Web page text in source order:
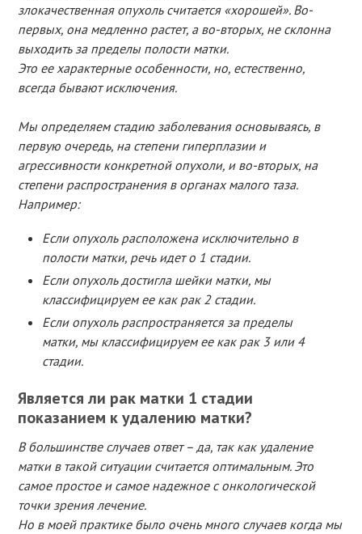
злокачественная опухоль считается «хорошей». Во-
первых, она медленно растет, а во-вторых, не склонна
выходить за пределы полости матки.
Это ее характерные особенности, но, естественно,
всегда бывают исключения.
Мы определяем стадию заболевания основываясь, в
первую очередь, на степени гиперплазии и
агрессивности конкретной опухоли, и во-вторых, на
степени распространения в органах малого таза.
Например:
Если опухоль расположена исключительно в
полости матки, речь идет о 1 стадии.
Если опухоль достигла шейки матки, мы
классифицируем ее как рак 2 стадии.
Если опухоль распространяется за пределы
матки, мы классифицируем ее как рак 3 или 4
стадии.
Является ли рак матки 1 стадии
показанием к удалению матки?
В большинстве случаев ответ – да, так как удаление
матки в такой ситуации считается оптимальным. Это
самое простое и самое надежное с онкологической
точки зрения лечение.
Но в моей практике было очень много случаев когда мы